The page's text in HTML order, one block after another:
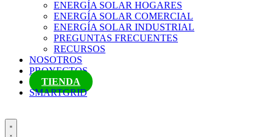
ENERGÍA SOLAR HOGARES
ENERGÍA SOLAR COMERCIAL
ENERGÍA SOLAR INDUSTRIAL
PREGUNTAS FRECUENTES
RECURSOS
NOSOTROS
PROYECTOS
TIENDA
SMARTGRID